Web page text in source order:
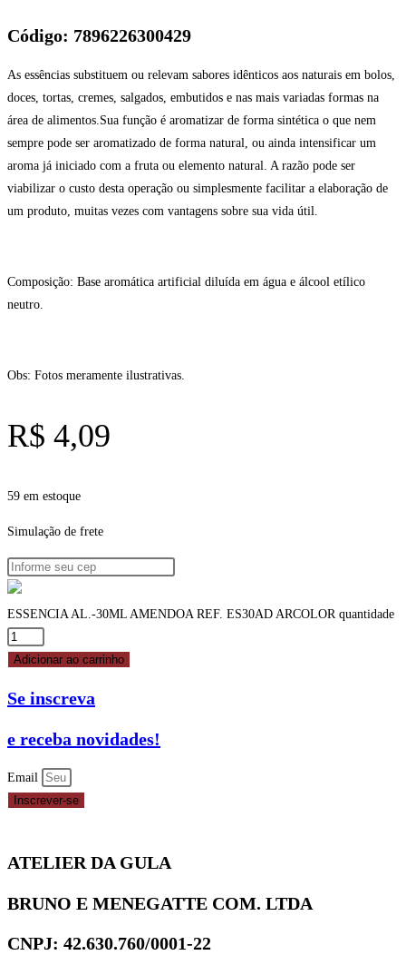
Código: 7896226300429
As essências substituem ou relevam sabores idênticos aos naturais em bolos,
doces, tortas, cremes, salgados, embutidos e nas mais variadas formas na
área de alimentos.Sua função é aromatizar de forma sintética o que nem
sempre pode ser aromatizado de forma natural, ou ainda intensificar um
aroma já iniciado com a fruta ou elemento natural. A razão pode ser
viabilizar o custo desta operação ou simplesmente facilitar a elaboração de
um produto, muitas vezes com vantagens sobre sua vida útil.
Composição: Base aromática artificial diluída em água e álcool etílico
neutro.
Obs: Fotos meramente ilustrativas.
R$ 4,09
59 em estoque
Simulação de frete
ESSENCIA AL.-30ML AMENDOA REF. ES30AD ARCOLOR quantidade
Adicionar ao carrinho
Se inscreva
e receba novidades!
Email
Inscrever-se
ATELIER DA GULA
BRUNO E MENEGATTE COM. LTDA
CNPJ: 42.630.760/0001-22